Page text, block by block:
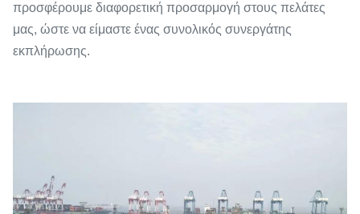
προσφέρουμε διαφορετική προσαρμογή στους πελάτες
μας, ώστε να είμαστε ένας συνολικός συνεργάτης
εκπλήρωσης.